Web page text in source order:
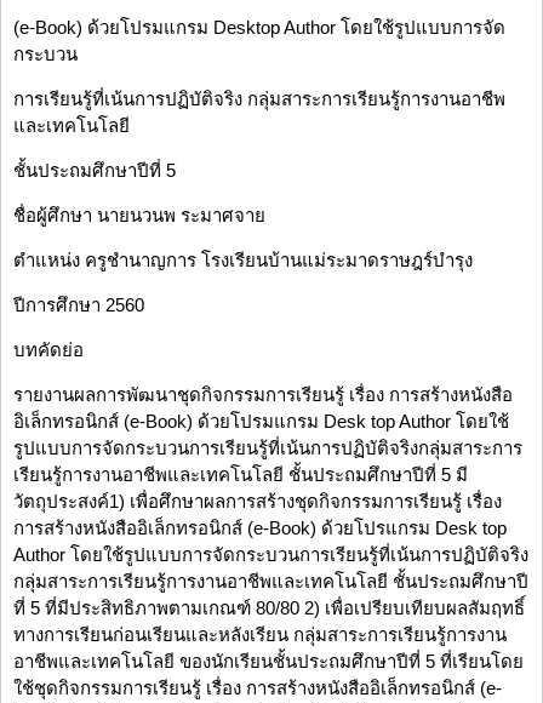
(e-Book) ด้วยโปรมแกรม Desktop Author โดยใช้รูปแบบการจัด
กระบวน
การเรียนรู้ที่เน้นการปฏิบัติจริง กลุ่มสาระการเรียนรู้การงานอาชีพ
และเทคโนโลยี
ชั้นประถมศึกษาปีที่ 5
ชื่อผู้ศึกษา นายนวนพ ระมาศจาย
ตำแหน่ง ครูชำนาญการ โรงเรียนบ้านแม่ระมาดราษฎร์บำรุง
ปีการศึกษา 2560
บทคัดย่อ
รายงานผลการพัฒนาชุดกิจกรรมการเรียนรู้ เรื่อง การสร้างหนังสือ
อิเล็กทรอนิกส์ (e-Book) ด้วยโปรมแกรม Desk top Author โดยใช้
รูปแบบการจัดกระบวนการเรียนรู้ที่เน้นการปฏิบัติจริงกลุ่มสาระการ
เรียนรู้การงานอาชีพและเทคโนโลยี ชั้นประถมศึกษาปีที่ 5 มี
วัตถุประสงค์1) เพื่อศึกษาผลการสร้างชุดกิจกรรมการเรียนรู้ เรื่อง
การสร้างหนังสืออิเล็กทรอนิกส์ (e-Book) ด้วยโปรแกรม Desk top
Author โดยใช้รูปแบบการจัดกระบวนการเรียนรู้ที่เน้นการปฏิบัติจริง
กลุ่มสาระการเรียนรู้การงานอาชีพและเทคโนโลยี ชั้นประถมศึกษาปี
ที่ 5 ที่มีประสิทธิภาพตามเกณฑ์ 80/80 2) เพื่อเปรียบเทียบผลสัมฤทธิ์
ทางการเรียนก่อนเรียนและหลังเรียน กลุ่มสาระการเรียนรู้การงาน
อาชีพและเทคโนโลยี ของนักเรียนชั้นประถมศึกษาปีที่ 5 ที่เรียนโดย
ใช้ชุดกิจกรรมการเรียนรู้ เรื่อง การสร้างหนังสืออิเล็กทรอนิกส์ (e-